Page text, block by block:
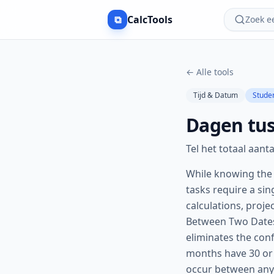
⧉ CalcTools Zoek
← Alle tools
Tijd & Datum
Dagen
Tel het totaal
While knowing
tasks require a
calculations,
Between Two
eliminates the
months have 30
occur between